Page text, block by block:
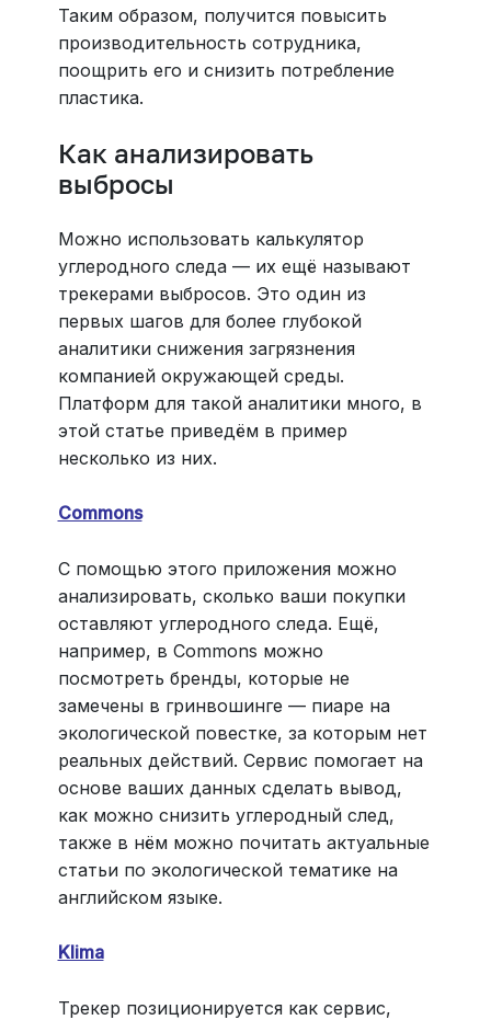
Таким образом, получится повысить
производительность сотрудника,
поощрить его и снизить потребление
пластика.
Как анализировать
выбросы
Можно использовать калькулятор
углеродного следа — их ещё называют
трекерами выбросов. Это один из
первых шагов для более глубокой
аналитики снижения загрязнения
компанией окружающей среды.
Платформ для такой аналитики много, в
этой статье приведём в пример
несколько из них.
Commons
С помощью этого приложения можно
анализировать, сколько ваши покупки
оставляют углеродного следа. Ещё,
например, в Commons можно
посмотреть бренды, которые не
замечены в гринвошинге — пиаре на
экологической повестке, за которым нет
реальных действий. Сервис помогает на
основе ваших данных сделать вывод,
как можно снизить углеродный след,
также в нём можно почитать актуальные
статьи по экологической тематике на
английском языке.
Klima
Трекер позиционируется как сервис,